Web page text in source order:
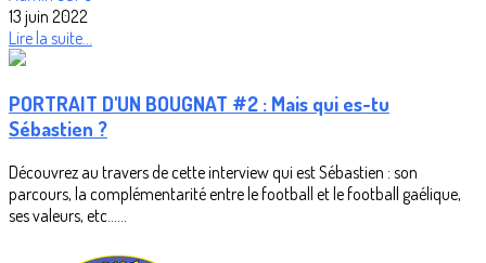
13 juin 2022
Lire la suite...
PORTRAIT D'UN BOUGNAT #2 : Mais qui es-tu
Sébastien ?
Découvrez au travers de cette interview qui est Sébastien : son
parcours, la complémentarité entre le football et le football gaélique,
ses valeurs, etc......